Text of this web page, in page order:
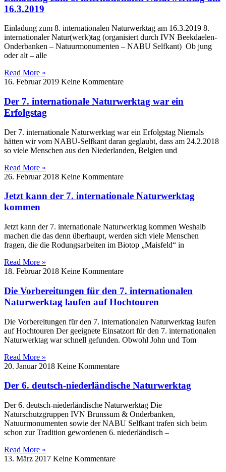
16.3.2019
Einladung zum 8. internationalen Naturwerktag am 16.3.2019 8.
internationaler Natur(werk)tag (organisiert durch IVN Beekdaelen-
Onderbanken – Natuurmonumenten – NABU Selfkant) Ob jung
oder alt – alle
Read More »
16. Februar 2019 Keine Kommentare
Der 7. internationale Naturwerktag war ein
Erfolgstag
Der 7. internationale Naturwerktag war ein Erfolgstag Niemals
hätten wir vom NABU-Selfkant daran geglaubt, dass am 24.2.2018
so viele Menschen aus den Niederlanden, Belgien und
Read More »
26. Februar 2018 Keine Kommentare
Jetzt kann der 7. internationale Naturwerktag
kommen
Jetzt kann der 7. internationale Naturwerktag kommen Weshalb
machen die das denn überhaupt, werden sich viele Menschen
fragen, die die Rodungsarbeiten im Biotop „Maisfeld“ in
Read More »
18. Februar 2018 Keine Kommentare
Die Vorbereitungen für den 7. internationalen
Naturwerktag laufen auf Hochtouren
Die Vorbereitungen für den 7. internationalen Naturwerktag laufen
auf Hochtouren Der geeignete Einsatzort für den 7. internationalen
Naturwerktag war schnell gefunden. Obwohl John und Tom
Read More »
20. Januar 2018 Keine Kommentare
Der 6. deutsch-niederländische Naturwerktag
Der 6. deutsch-niederländische Naturwerktag Die
Naturschutzgruppen IVN Brunssum & Onderbanken,
Natuurmonumenten sowie der NABU Selfkant trafen sich beim
schon zur Tradition gewordenen 6. niederländisch –
Read More »
13. März 2017 Keine Kommentare